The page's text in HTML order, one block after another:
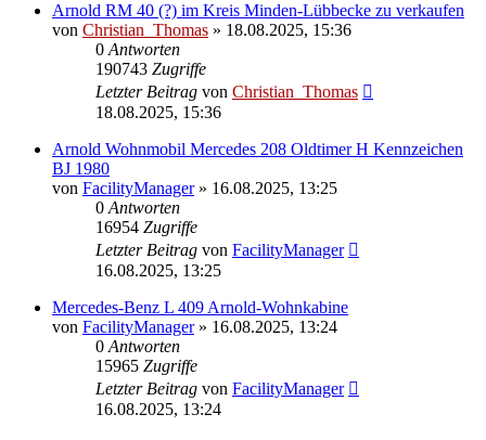
Arnold RM 40 (?) im Kreis Minden-Lübbecke zu verkaufen
von Christian_Thomas » 18.08.2025, 15:36
0Antworten
190743 Zugriffe
Letzter Beitrag von Christian_Thomas
18.08.2025, 15:36
Arnold Wohnmobil Mercedes 208 Oldtimer H Kennzeichen
BJ 1980
von FacilityManager» 16.08.2025, 13:25
0Antworten
16954 Zugriffe
Letzter Beitrag von FacilityManager
16.08.2025, 13:25
Mercedes-Benz L 409 Arnold-Wohnkabine
von FacilityManager» 16.08.2025, 13:24
0Antworten
15965 Zugriffe
Letzter Beitrag von FacilityManager
16.08.2025, 13:24